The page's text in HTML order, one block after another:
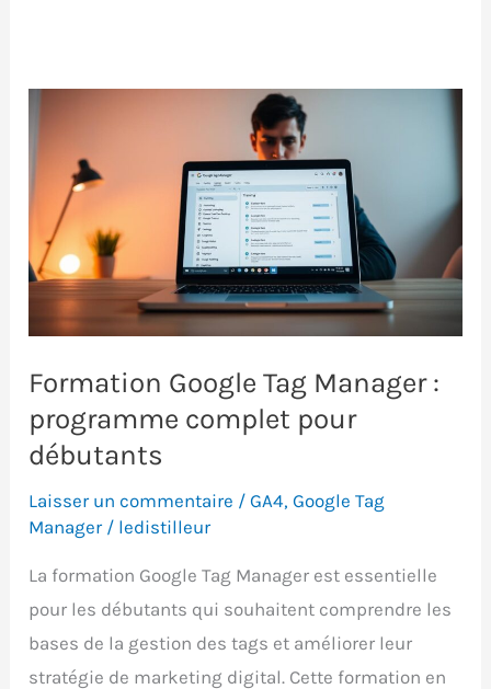
Formation Google Tag Manager :
programme complet pour
débutants
Laisser un commentaire /GA4,Google Tag
Manager/ ledistilleur
La formation Google Tag Manager est essentielle
pour les débutants qui souhaitent comprendre les
bases de la gestion des tags et améliorer leur
stratégie de marketing digital. Cette formation en